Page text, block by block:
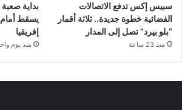
سبيس إكس تدفع الاتصالات
الفضائية خطوة جديدة.. ثلاثة أقمار
“بلو بيرد” تصل إلى المدار
منذ 23 ساعة
بداية
يسقط
إفريقيا
منذ يوم